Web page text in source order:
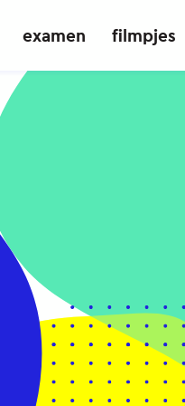
examen filmpjes